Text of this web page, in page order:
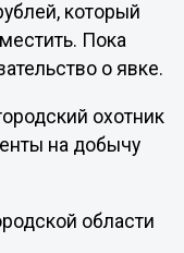
который
Пока
о явке.
охотник
на добычу
области